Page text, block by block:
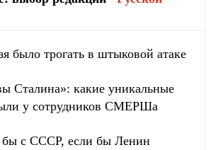
было трогать в штыковой атаке
Сталина»: какие уникальные
у сотрудников СМЕРШа
бы с СССР, если бы Ленин